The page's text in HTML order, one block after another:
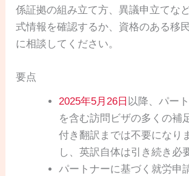
係証拠の組み立て方、異議申立てな
式情報を確認するか、資格のある移
に相談してください。
要点
2025年5月26日 以降、パー
を含む訪問ビザの多くの補
付き翻訳までは不要になり
し、英訳自体は引き続き必
パートナーに基づく就労申